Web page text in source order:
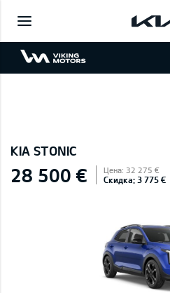
KIA STONIC
28 500 € Цена: 32 275 €
Скидка: 3 775 €